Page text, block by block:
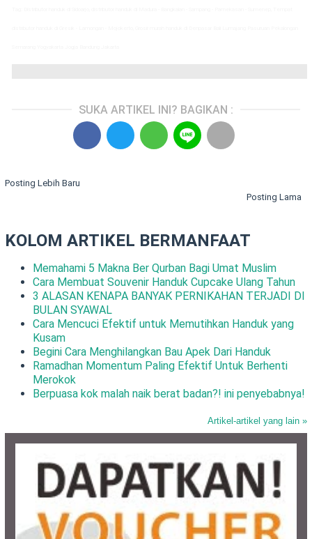
SUKA ARTIKEL INI? BAGIKAN :
Posting Lebih Baru
Posting Lama
KOLOM ARTIKEL BERMANFAAT
Memahami 5 Makna Ber Qurban Bagi Umat Muslim
Cara Membuat Souvenir Handuk Cupcake Ulang Tahun
3 ALASAN KENAPA BANYAK PERNIKAHAN TERJADI DI
BULAN SYAWAL
Cara Mencuci Efektif untuk Memutihkan Handuk yang
Kusam
Begini Cara Menghilangkan Bau Apek Dari Handuk
Ramadhan Momentum Paling Efektif Untuk Berhenti
Merokok
Berpuasa kok malah naik berat badan?! ini penyebabnya!
Artikel-artikel yang lain »